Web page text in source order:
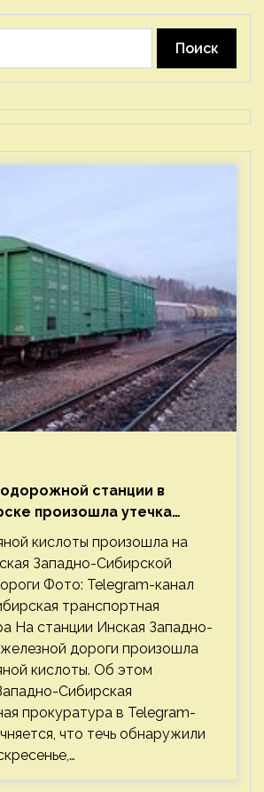
станции в
произошла утечка
кислоты произошла на
Западно-Сибирской
Фото: Telegram-канал
транспортная
На станции Инская Западно-
дороги произошла
кислоты. Об этом
Сибирская
прокуратура в Telegram-
что течь обнаружили